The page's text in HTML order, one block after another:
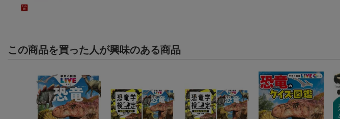
この商品を買った人が興味のある商品